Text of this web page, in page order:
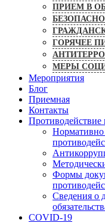
ПРИЕМ В
ГОРЯЧЕЕ
МЕРЫ
Мероприятия
Блог
Приемная
Контакты
Противодействие
Формы
Сведения о
COVID-19